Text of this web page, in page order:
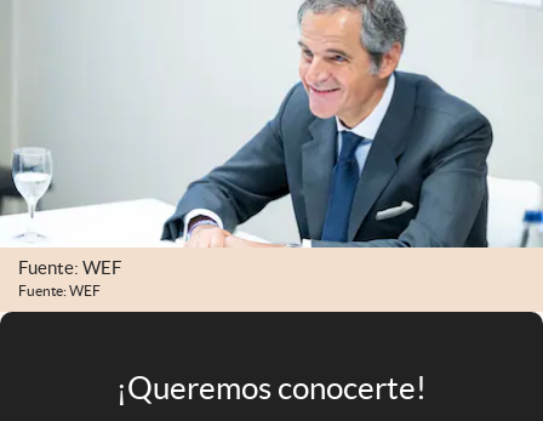
Mediakit
abre en nueva pestaña
Fuente: WEF
Fuente: WEF
¡Queremos conocerte!